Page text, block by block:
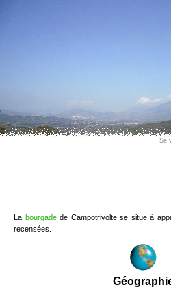
Se
La bourgadede Campotrivoltese situe à
recensées.